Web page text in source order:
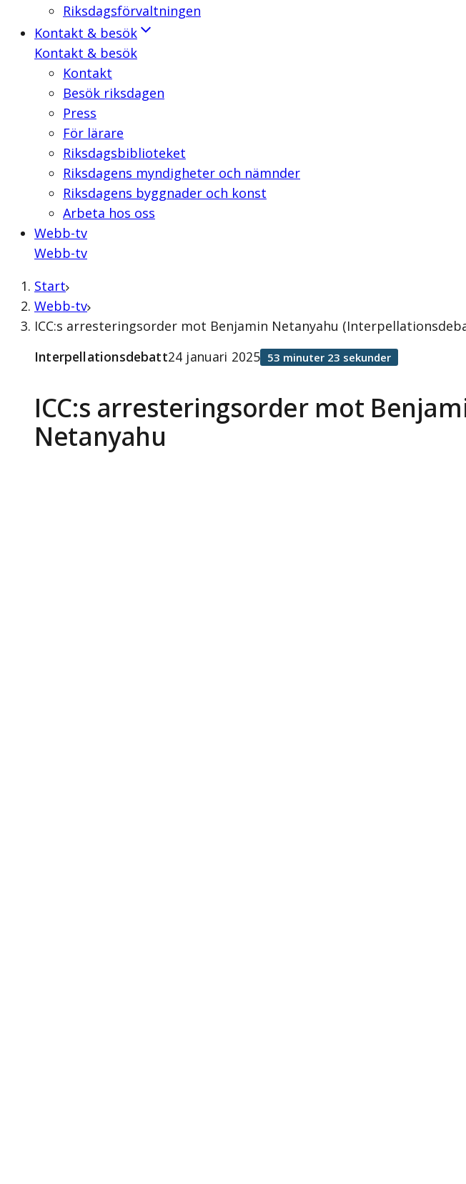
Riksdagsförvaltningen
Kontakt & besök
Kontakt & besök
Kontakt
Besök riksdagen
Press
För lärare
Riksdagsbiblioteket
Riksdagens myndigheter och nämnder
Riksdagens byggnader och konst
Arbeta hos oss
Webb-tv
Webb-tv
Start
Webb-tv
ICC:s arresteringsorder mot Benjamin Netanyahu
ICC:s arresteringsorder mot
Netanyahu
Interpellationsdebatt24 januari 2025 53 minuter 23 sekunder